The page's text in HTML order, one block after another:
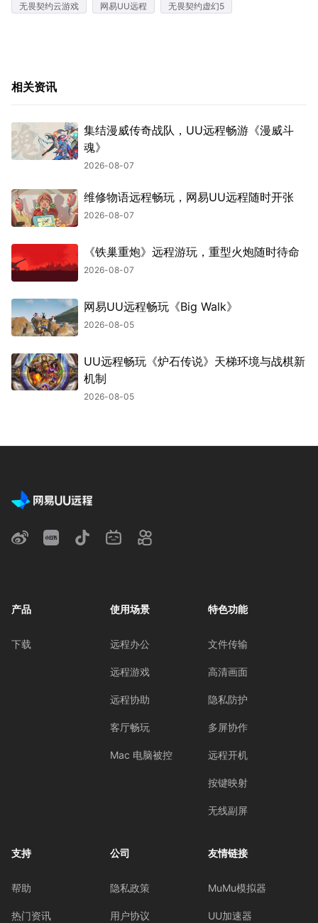
无畏契约云游戏
网易UU远程 无畏契约虚幻5
相关资讯
集结漫威传奇战队，UU远程畅游《漫威斗
魂》
2026-08-07
维修物语远程畅玩，网易UU远程随时开张
2026-08-07
《铁巢重炮》远程游玩，重型火炮随时待命
2026-08-07
网易UU远程畅玩《Big Walk》
2026-08-05
UU远程畅玩《炉石传说》天梯环境与战棋新
机制
2026-08-05
产品
下载
使用场景
远程办公
远程游戏
远程协助
客厅畅玩
Mac 电脑被控
特色功能
文件传输
高清画面
隐私防护
多屏协作
远程开机
按键映射
无线副屏
支持
帮助
热门资讯
公司
隐私政策
用户协议
友情链接
MuMu模拟器
UU加速器